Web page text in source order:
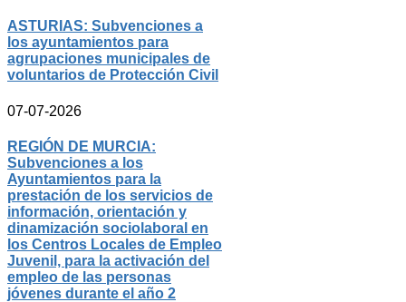
ASTURIAS: Subvenciones a
los ayuntamientos para
agrupaciones municipales de
voluntarios de Protección Civil
07-07-2026
REGIÓN DE MURCIA:
Subvenciones a los
Ayuntamientos para la
prestación de los servicios de
información, orientación y
dinamización sociolaboral en
los Centros Locales de Empleo
Juvenil, para la activación del
empleo de las personas
jóvenes durante el año 2